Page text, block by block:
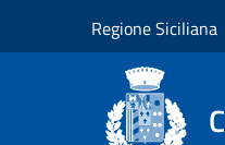
Regione Siciliana